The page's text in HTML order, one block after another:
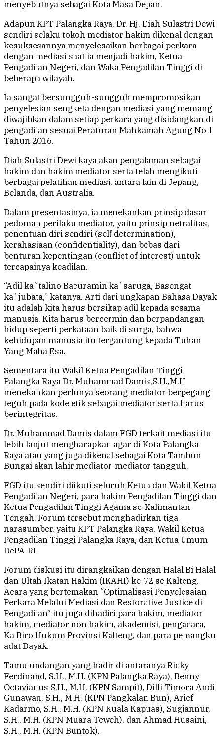
menyebutnya sebagai Kota Masa Depan.
Adapun KPT Palangka Raya, Dr. Hj. Diah Sulastri Dewi
sendiri selaku tokoh mediator hakim dikenal dengan
kesuksesannya menyelesaikan berbagai perkara
dengan mediasi saat ia menjadi hakim, Ketua
Pengadilan Negeri, dan Waka Pengadilan Tinggi di
beberapa wilayah.
Ia sangat bersungguh-sungguh mempromosikan
penyelesian sengketa dengan mediasi yang memang
diwajibkan dalam setiap perkara yang disidangkan di
pengadilan sesuai Peraturan Mahkamah Agung No 1
Tahun 2016.
Diah Sulastri Dewi kaya akan pengalaman sebagai
hakim dan hakim mediator serta telah mengikuti
berbagai pelatihan mediasi, antara lain di Jepang,
Belanda, dan Australia.
Dalam presentasinya, ia menekankan prinsip dasar
pedoman perilaku mediator, yaitu prinsip netralitas,
penentuan diri sendiri (self determination),
kerahasiaan (confidentiality), dan bebas dari
benturan kepentingan (conflict of interest) untuk
tercapainya keadilan.
“Adil ka`talino Bacuramin ka`saruga, Basengat
ka`jubata,” katanya. Arti dari ungkapan Bahasa Dayak
itu adalah kita harus bersikap adil kepada sesama
manusia. Kita harus bercermin dan berpandangan
hidup seperti perkataan baik di surga, bahwa
kehidupan manusia itu tergantung kepada Tuhan
Yang Maha Esa.
Sementara itu Wakil Ketua Pengadilan Tinggi
Palangka Raya Dr. Muhammad Damis,S.H.,M.H
menekankan perlunya seorang mediator berpegang
teguh pada kode etik sebagai mediator serta harus
berintegritas.
Dr. Muhammad Damis dalam FGD terkait mediasi itu
lebih lanjut mengharapkan agar di Kota Palangka
Raya atau yang juga dikenal sebagai Kota Tambun
Bungai akan lahir mediator-mediator tangguh.
FGD itu sendiri diikuti seluruh Ketua dan Wakil Ketua
Pengadilan Negeri, para hakim Pengadilan Tinggi dan
Ketua Pengadilan Tinggi Agama se-Kalimantan
Tengah. Forum tersebut menghadirkan tiga
narasumber, yaitu KPT Palangka Raya, Wakil Ketua
Pengadilan Tinggi Palangka Raya, dan Ketua Umum
DePA-RI.
Forum diskusi itu dirangkaikan dengan Halal Bi Halal
dan Ultah Ikatan Hakim (IKAHI) ke-72 se Kalteng.
Acara yang bertemakan “Optimalisasi Penyelesaian
Perkara Melalui Mediasi dan Restorative Justice di
Pengadilan” itu juga dihadiri para hakim, mediator
hakim, mediator non hakim, akademisi, pengacara,
Ka Biro Hukum Provinsi Kalteng, dan para pemangku
adat Dayak.
Tamu undangan yang hadir di antaranya Ricky
Ferdinand, S.H., M.H. (KPN Palangka Raya), Benny
Octavianus S.H., M.H. (KPN Sampit), Dilli Timora Andi
Gunawan, S.H., M.H. (KPN Pangkalan Bun), Arief
Kadarmo, S.H., M.H. (KPN Kuala Kapuas), Sugiannur,
S.H., M.H. (KPN Muara Teweh), dan Ahmad Husaini,
S.H., M.H. (KPN Buntok).